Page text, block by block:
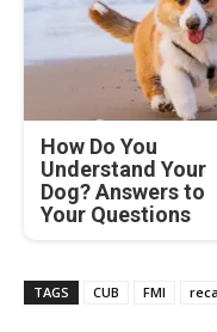
How Do You
Understand Your
Dog? Answers to
Your Questions
TAGS CUB FMI